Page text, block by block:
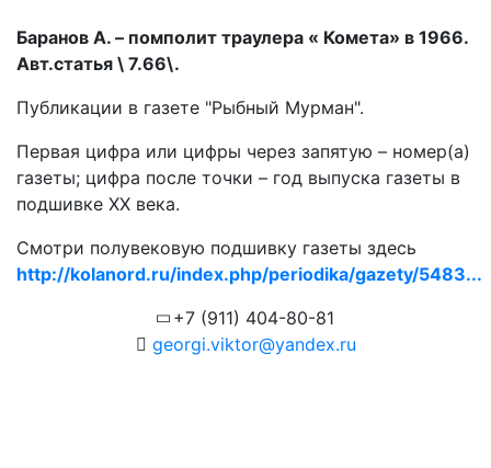
Баранов А. – помполит траулера « Комета» в 1966.
Авт.статья \ 7.66\.
Публикации в газете "Рыбный Мурман".
Первая цифра или цифры через запятую – номер(а)
газеты; цифра после точки – год выпуска газеты в
подшивке ХХ века.
Смотри полувековую подшивку газеты здесь
http://kolanord.ru/index.php/periodika/gazety/5483...
+7 (911) 404-80-81
georgi.viktor@yandex.ru